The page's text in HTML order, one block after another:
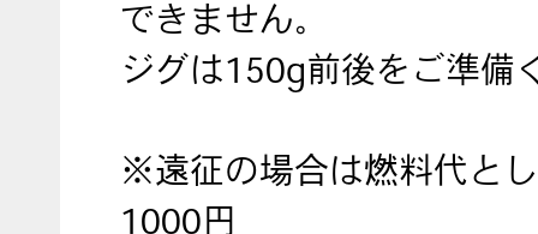
できません。
ジグは150g前後をご準備
※遠征の場合は燃料代と
1000円